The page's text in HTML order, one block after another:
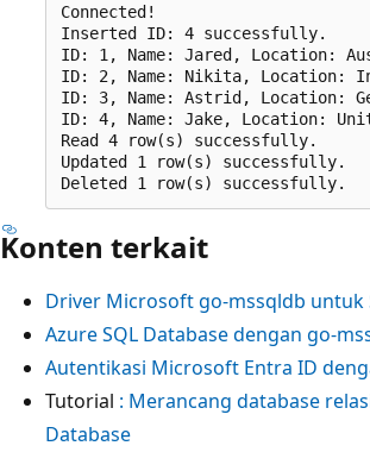
Connected!
Inserted ID: 4 successfully.
ID: 1, Name: Jared, Location:
ID: 2, Name: Nikita, Location:
ID: 3, Name: Astrid, Location:
ID: 4, Name: Jake, Location:
Read 4 row(s) successfully.
Updated 1 row(s) successfully.
Konten terkait
Driver Microsoft go-mssqldb untuk
Azure SQL Database dengan go-
Autentikasi Microsoft Entra ID
Tutorial : Merancang database
Database